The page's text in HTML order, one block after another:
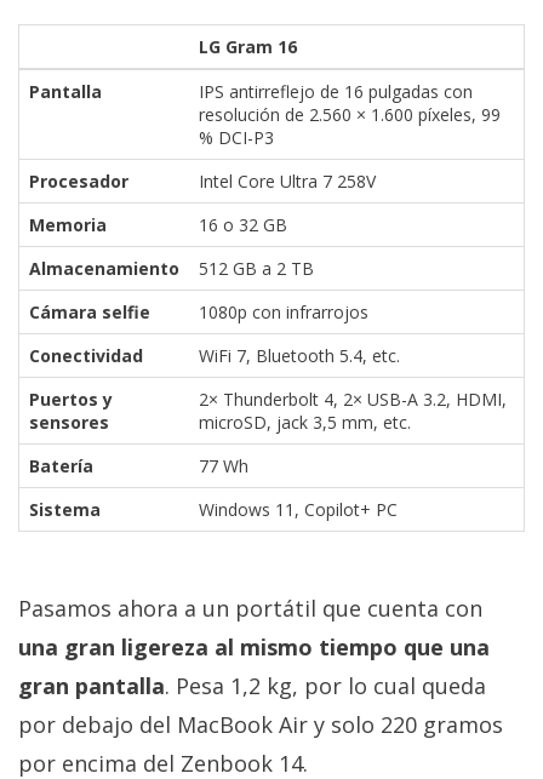
LG Gram 16
Pantalla
IPS antirreflejo de 16 pulgadas con
resolución de 2.560 × 1.600 píxeles, 99
% DCI-P3
Procesador
Intel Core Ultra 7 258V
Memoria
16 o 32 GB
Almacenamiento
512 GB a 2 TB
Cámara selfie
1080p con infrarrojos
Conectividad
WiFi 7, Bluetooth 5.4, etc.
Puertos y
sensores
2× Thunderbolt 4, 2× USB-A 3.2, HDMI,
microSD, jack 3,5 mm, etc.
Batería
77 Wh
Sistema
Windows 11, Copilot+ PC
Pasamos ahora a un portátil que cuenta con
una gran ligereza al mismo tiempo que una
gran pantalla. Pesa 1,2 kg, por lo cual queda
por debajo del MacBook Air y solo 220 gramos
por encima del Zenbook 14.